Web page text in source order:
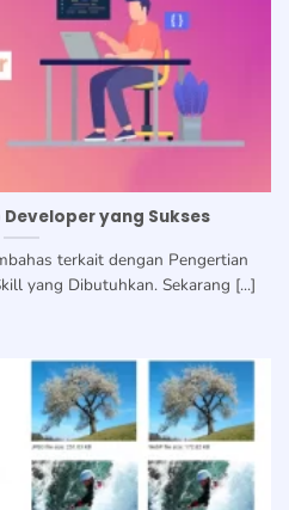
Developer yang Sukses
terkait dengan Pengertian
yang Dibutuhkan. Sekarang [...]